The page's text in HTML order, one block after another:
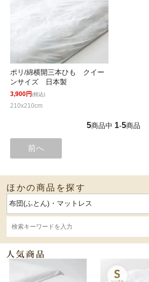
ポリ/綿横開三本ひも クイー
ンサイズ 日本製
3,900円(税込)
210x210cm
5商品中 1-5商品
前へ
ほかの商品を探す